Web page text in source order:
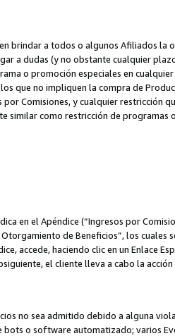
brindar a todos o algunos Afiliados la
a dudas (y no obstante cualquier
o promoción especiales en
que no impliquen la compra de
Comisiones, y cualquier restricción
similar como restricción de programas
en el Apéndice (“Ingresos por
de Beneficios”, los cuales
accede, haciendo clic en un Enlace
el cliente lleva a cabo la
no sea admitido debido a alguna
o software automatizado; varios